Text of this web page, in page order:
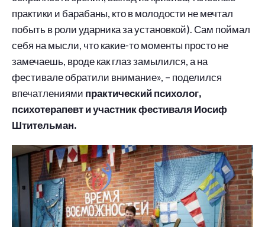
практики и барабаны, кто в молодости не мечтал
побыть в роли ударника за установкой). Сам поймал
себя на мысли, что какие-то моменты просто не
замечаешь, вроде как глаз замылился, а на
фестивале обратили внимание», – поделился
впечатлениями практический психолог,
психотерапевт и участник фестиваля Иосиф
Штительман.